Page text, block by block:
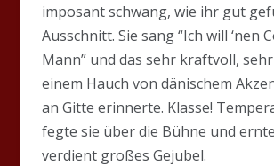
imposant schwang, wie ihr gut
Ausschnitt. Sie sang “Ich will ‘nen
Mann” und das sehr kraftvoll,
einem Hauch von dänischem
an Gitte erinnerte. Klasse!
fegte sie über die Bühne und
verdient großes Gejubel.